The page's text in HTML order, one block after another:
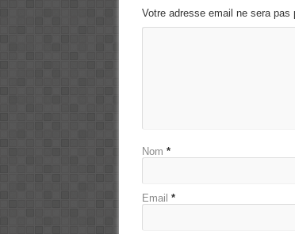
Votre adresse email ne sera
Nom *
Email *